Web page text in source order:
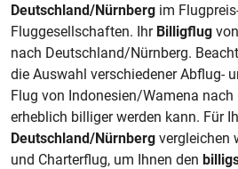
Deutschland/Nürnberg im
Fluggesellschaften. Ihr Billigflug
nach Deutschland/Nürnberg.
die Auswahl verschiedener Abflug-
Flug von Indonesien/Wamena
erheblich billiger werden kann. Für
Deutschland/Nürnberg vergleichen
und Charterflug, um Ihnen den